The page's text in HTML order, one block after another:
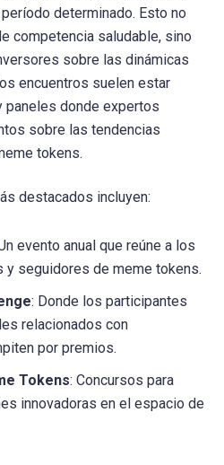
determinado. Esto no
competencia saludable, sino
sobre las dinámicas
encuentros suelen estar
paneles donde expertos
sobre las tendencias
tokens.
destacados incluyen:
evento anual que reúne a los
y seguidores de meme tokens.
: Donde los participantes
relacionados con
por premios.
Tokens: Concursos para
innovadoras en el espacio de